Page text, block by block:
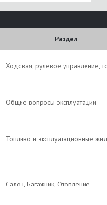
Раздел
Ходовая, рулевое управление,
Общие вопросы эксплуатации
Топливо и эксплуатационные
Салон, Багажник, Отопление